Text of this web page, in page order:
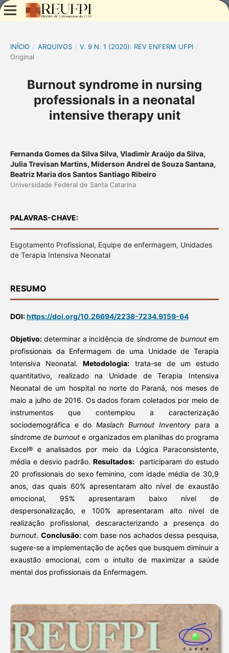
INÍCIO / ARQUIVOS / V. 9 N. 1 (2020): REV ENFERM UFPI /
Original
Burnout syndrome in nursing
professionals in a neonatal
intensive therapy unit
Fernanda Gomes da Silva Silva, Vladimir Araújo da Silva,
Julia Trevisan Martins, Miderson Andrei de Souza Santana,
Beatriz Maria dos Santos Santiago Ribeiro
Universidade Federal de Santa Catarina
PALAVRAS-CHAVE:
Esgotamento Profissional, Equipe de enfermagem, Unidades
de Terapia Intensiva Neonatal
RESUMO
DOI:https://doi.org/10.26694/2238-7234.9159-64
Objetivo:determinar a incidência de síndrome de burnoutem
profissionais da Enfermagem de uma Unidade de Terapia
Intensiva Neonatal.Metodologia: trata-se de um estudo
quantitativo, realizado na Unidade de Terapia Intensiva
Neonatal de um hospital no norte do Paraná, nos meses de
maio a julho de 2016. Os dados foram coletados por meio de
instrumentos que contemplou a caracterização
sociodemográfica e doMaslach Burnout Inventorypara a
síndromede burnout e organizados em planilhas do programa
Excel® e analisados por meio da Lógica Paraconsistente,
média e desvio padrão. Resultados: participaram do estudo
20 profissionais do sexo feminino, com idade média de 30,9
anos, das quais 60% apresentaram alto nível de exaustão
emocional, 95% apresentaram baixo nível de
despersonalização, e 100% apresentaram alto nível de
realização profissional, descaracterizando a presença do
burnout. Conclusão:com base nos achados dessa pesquisa,
sugere-se a implementação de ações que busquem diminuir a
exaustão emocional, com o intuito de maximizar a saúde
mental dos profissionais da Enfermagem.